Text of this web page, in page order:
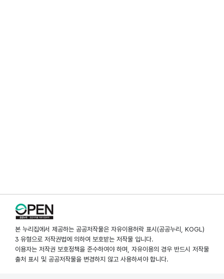
본 누리집에서 제공하는 공공저작물은 자유이용허락 표시(공공누리, KOGL)
3 유형으로 저작권법에 의하여 보호받는 저작물 입니다.
이용자는 저작권 보호정책을 준수하여야 하며, 자유이용의 경우 반드시 저작물
출처 표시 및 공공저작물을 변경하지 않고 사용하셔야 합니다.